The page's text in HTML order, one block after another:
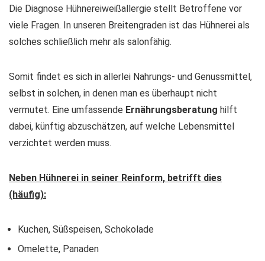
Die Diagnose Hühnereiweißallergie stellt Betroffene vor
viele Fragen. In unseren Breitengraden ist das Hühnerei als
solches schließlich mehr als salonfähig.
Somit findet es sich in allerlei Nahrungs- und Genussmittel,
selbst in solchen, in denen man es überhaupt nicht
vermutet. Eine umfassende Ernährungsberatung hilft
dabei, künftig abzuschätzen, auf welche Lebensmittel
verzichtet werden muss.
Neben Hühnerei in seiner Reinform, betrifft dies
(häufig):
Kuchen, Süßspeisen, Schokolade
Omelette, Panaden